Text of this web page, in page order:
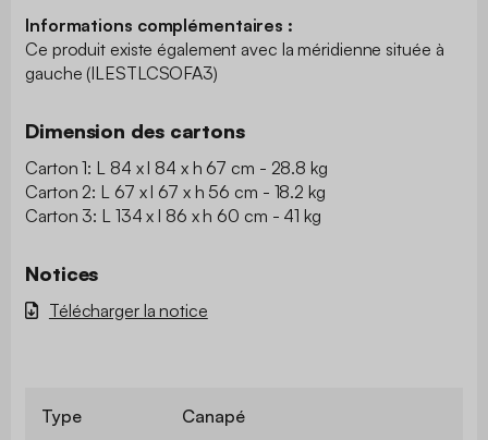
Informations complémentaires :
Ce produit existe également avec la méridienne située à
gauche (ILESTLCSOFA3)
Dimension des cartons
Carton 1: L 84 x l 84 x h 67 cm - 28.8 kg
Carton 2: L 67 x l 67 x h 56 cm - 18.2 kg
Carton 3: L 134 x l 86 x h 60 cm - 41 kg
Notices
Télécharger la notice
Type Canapé